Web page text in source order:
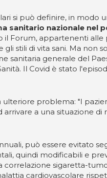
si può definire, in modo
sanitario nazionale nel
Forum, appartenenti
stili di vita sani. Ma non
sanitaria generale del
Il Covid è stato
problema: "I
a una situazione
può essere evitato
quindi modificabili e
sigaretta-
cardiovascolare